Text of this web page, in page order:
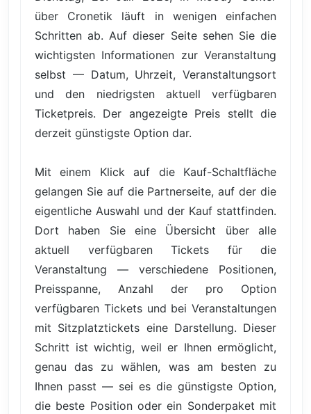
über Cronetik läuft in wenigen einfachen
Schritten ab. Auf dieser Seite sehen Sie die
wichtigsten Informationen zur Veranstaltung
selbst — Datum, Uhrzeit, Veranstaltungsort
und den niedrigsten aktuell verfügbaren
Ticketpreis. Der angezeigte Preis stellt die
derzeit günstigste Option dar.
Mit einem Klick auf die Kauf-Schaltfläche
gelangen Sie auf die Partnerseite, auf der die
eigentliche Auswahl und der Kauf stattfinden.
Dort haben Sie eine Übersicht über alle
aktuell verfügbaren Tickets für die
Veranstaltung — verschiedene Positionen,
Preisspanne, Anzahl der pro Option
verfügbaren Tickets und bei Veranstaltungen
mit Sitzplatztickets eine Darstellung. Dieser
Schritt ist wichtig, weil er Ihnen ermöglicht,
genau das zu wählen, was am besten zu
Ihnen passt — sei es die günstigste Option,
die beste Position oder ein Sonderpaket mit